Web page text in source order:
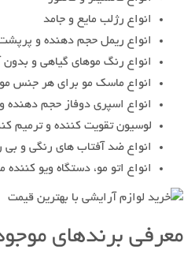
انواع رژلب مایع و جامد
انواع ریمل حجم دهنده و
انواع رنگ موهای گیاهی و بدون
انواع ماسک مو برای هر جنس
انواع اسپری دوفاز حجم دهنده
لوسیون تقویت کننده و ترمیم
انواع ضد آفتاب های رنگی و بی
انواع اتو مو، دستگاه ویو
معرفی برندهای